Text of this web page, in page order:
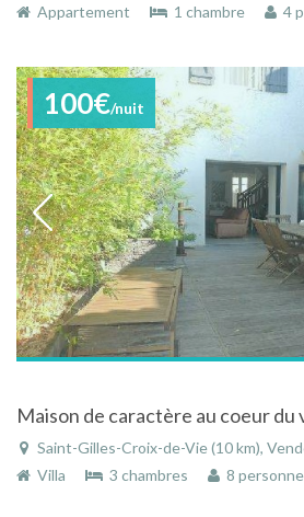
Appartement
1 chambre 4
100€/nuit
Saint-Gilles-Croix-de-Vie (10 km),
Villa
3 chambres 8